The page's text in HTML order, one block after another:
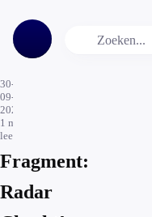
30-
09-
2024
1 min.
leestijd
Fragment:
Radar